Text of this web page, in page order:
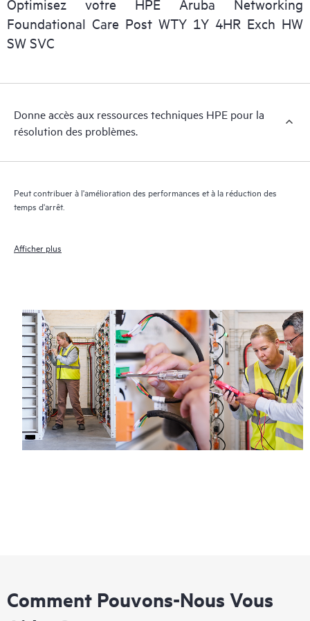
personnel informatique de localiser rapidement les informations
essentielles (du domaine public).
Optimisez votre HPE Aruba Networking
Foundational Care Post WTY 1Y 4HR Exch HW
SW SVC
Donne accès aux ressources techniques HPE pour la
résolution des problèmes.
Peut contribuer à l'amélioration des performances et à la réduction des
temps d'arrêt.
Afficher plus
Comment Pouvons-Nous Vous